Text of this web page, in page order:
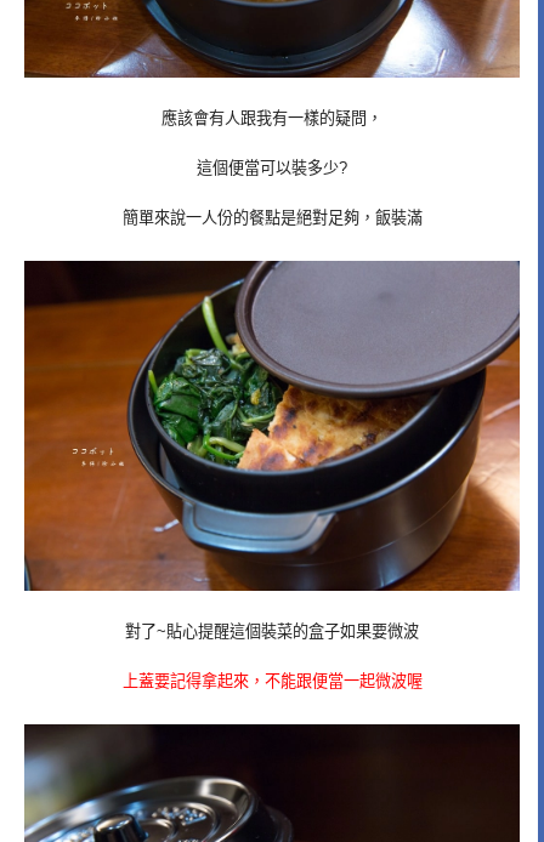
應該會有人跟我有一樣的疑問，
這個便當可以裝多少?
簡單來說一人份的餐點是絕對足夠，飯裝滿
對了~貼心提醒這個裝菜的盒子如果要微波
上蓋要記得拿起來，不能跟便當一起微波喔